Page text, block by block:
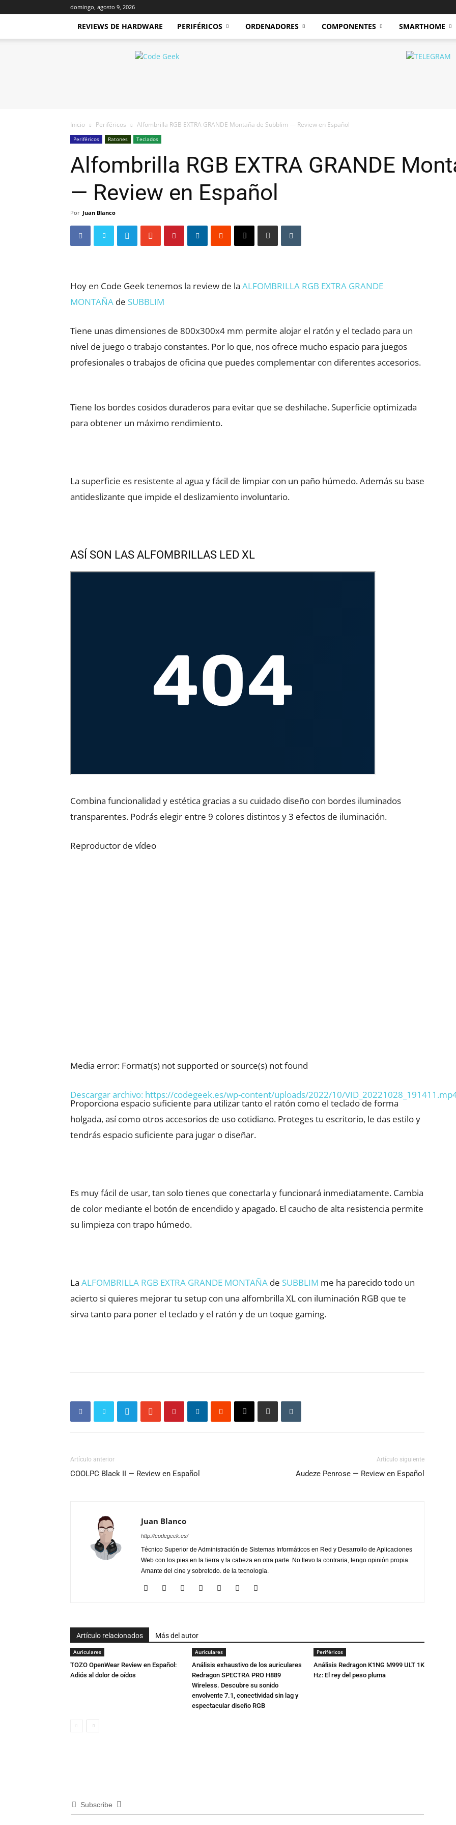
domingo, agosto 9, 2026
REVIEWS DE HARDWARE PERIFÉRICOS ORDENADORES COMPONENTES SMARTHOME
Inicio Periféricos Alfombrilla RGB EXTRA GRANDE Montaña de Subblim — Review en Español
Periféricos Ratones Teclados
Alfombrilla RGB EXTRA GRANDE
— Review en Español
Por Juan Blanco
Hoy en Code Geek tenemos la review de la ALFOMBRILLA RGB EXTRA GRANDE
MONTAÑA de SUBBLIM
Tiene unas dimensiones de 800x300x4 mm permite alojar el ratón y el teclado para un
nivel de juego o trabajo constantes. Por lo que, nos ofrece mucho espacio para juegos
profesionales o trabajos de oficina que puedes complementar con diferentes accesorios.
Tiene los bordes cosidos duraderos para evitar que se deshilache. Superficie optimizada
para obtener un máximo rendimiento.
La superficie es resistente al agua y fácil de limpiar con un paño húmedo. Además su base
antideslizante que impide el deslizamiento involuntario.
ASÍ SON LAS ALFOMBRILLAS LED XL
Combina funcionalidad y estética gracias a su cuidado diseño con bordes iluminados
transparentes. Podrás elegir entre 9 colores distintos y 3 efectos de iluminación.
Reproductor de vídeo
Media error: Format(s) not supported or source(s) not found
Descargar archivo: https://codegeek.es/wp-content/uploads/2022/10/
00:00
Proporciona espacio suficiente para utilizar tanto el ratón como el teclado de forma
holgada, así como otros accesorios de uso cotidiano. Proteges tu escritorio, le das estilo y
tendrás espacio suficiente para jugar o diseñar.
Es muy fácil de usar, tan solo tienes que conectarla y funcionará inmediatamente. Cambia
de color mediante el botón de encendido y apagado. El caucho de alta resistencia permite
su limpieza con trapo húmedo.
La ALFOMBRILLA RGB EXTRA GRANDE MONTAÑA de SUBBLIM me ha parecido todo un
acierto si quieres mejorar tu setup con una alfombrilla XL con iluminación RGB que te
sirva tanto para poner el teclado y el ratón y de un toque gaming.
Artículo anterior
COOLPC Black II — Review en Español
Artículo siguiente
Audeze Penrose — Review en Español
Juan Blanco
http://codegeek.es/
Técnico Superior de Administración de Sistemas Informáticos en Red y Desarrollo de Aplicaciones
Web con los pies en la tierra y la cabeza en otra parte. No llevo la contraria, tengo opinión propia.
Amante del cine y sobretodo. de la tecnología.
Artículo relacionados Más del autor
Auriculares
TOZO OpenWear Review en Español:
Adiós al dolor de oídos
Auriculares
Análisis exhaustivo de los auriculares
Redragon SPECTRA PRO H889
Wireless. Descubre su sonido
envolvente 7.1, conectividad sin lag y
espectacular diseño RGB
Periféricos
Análisis Redragon K1NG M999 ULT 1K
Hz: El rey del peso pluma
Subscribe